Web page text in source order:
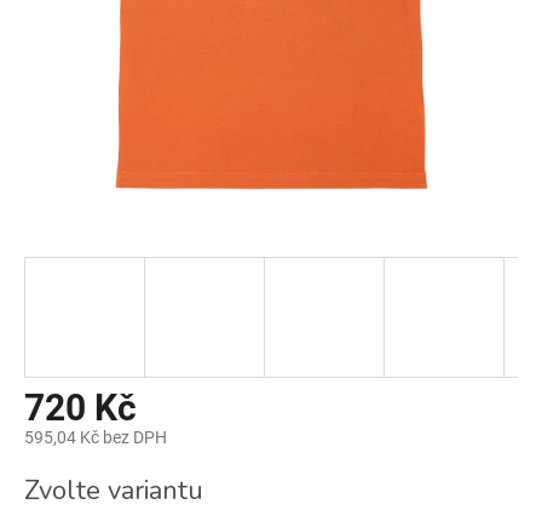
720 Kč
595,04 Kč bez DPH
cena:
Zvolte variantu